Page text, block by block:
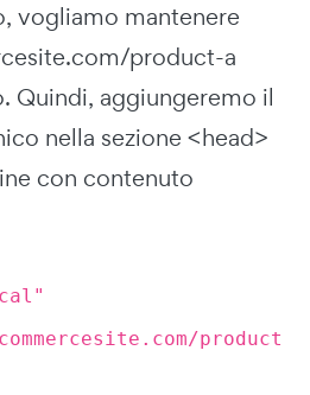
vogliamo mantenere
product-a
Quindi, aggiungeremo il
nella sezione <head>
con contenuto
product